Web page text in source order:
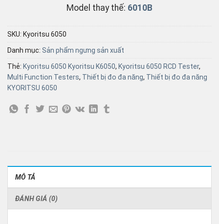
Model thay thế: 6010B
SKU: Kyoritsu 6050
Danh mục: Sản phẩm ngưng sản xuất
Thẻ: Kyoritsu 6050 Kyoritsu K6050, Kyoritsu 6050 RCD Tester,
Multi Function Testers, Thiết bị đo đa năng, Thiết bị đo đa năng
KYORITSU 6050
MÔ TẢ
ĐÁNH GIÁ (0)